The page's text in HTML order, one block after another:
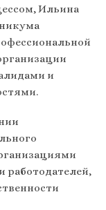
Ильина
и
работодателей,